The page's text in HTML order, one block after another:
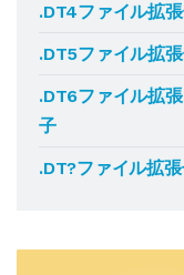
.DT4ファイル拡
.DT5ファイル拡
.DT6ファイル拡張
子
.DT?ファイル拡